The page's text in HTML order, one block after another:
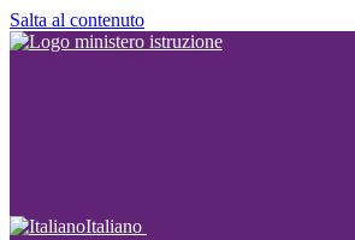
Salta al contenuto
Italiano